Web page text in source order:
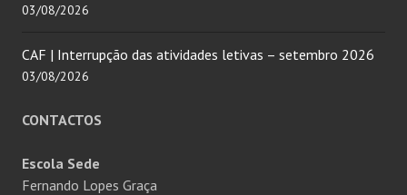
03/08/2026
CAF | Interrupção das atividades letivas – setembro 2026
03/08/2026
CONTACTOS
Escola Sede
Fernando Lopes Graça